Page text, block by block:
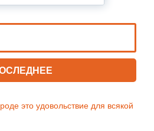
это удовольствие для всякой